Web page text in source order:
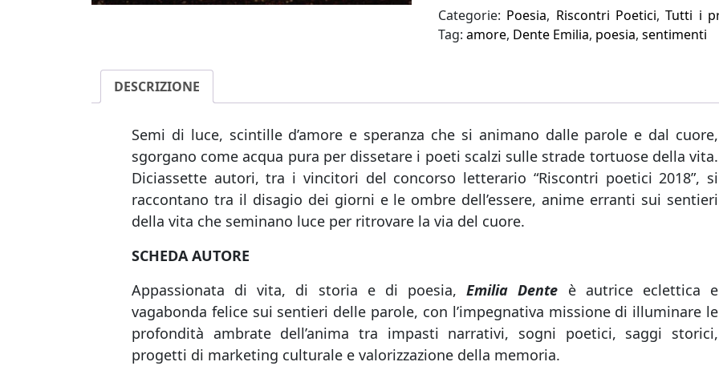
quantità
Categorie: Poesia, Riscontri Poetici,Tutti i
Tag:amore, Dente Emilia, poesia,sentimenti
DESCRIZIONE
Semi di luce, scintille d’amore e speranza che si animano dalle parole e dal cuore,
sgorgano come acqua pura per dissetare i poeti scalzi sulle strade tortuose della vita.
Diciassette autori, tra i vincitori del concorso letterario “Riscontri poetici 2018”, si
raccontano tra il disagio dei giorni e le ombre dell’essere, anime erranti sui sentieri
della vita che seminano luce per ritrovare la via del cuore.
SCHEDA AUTORE
Appassionata di vita, di storia e di poesia,Emilia Dente è autrice eclettica e
vagabonda felice sui sentieri delle parole, con l’impegnativa missione di illuminare le
profondità ambrate dell’anima tra impasti narrativi, sogni poetici, saggi storici,
progetti di marketing culturale e valorizzazione della memoria.